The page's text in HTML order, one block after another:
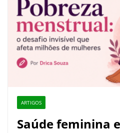
ARTIGOS
Saúde feminina